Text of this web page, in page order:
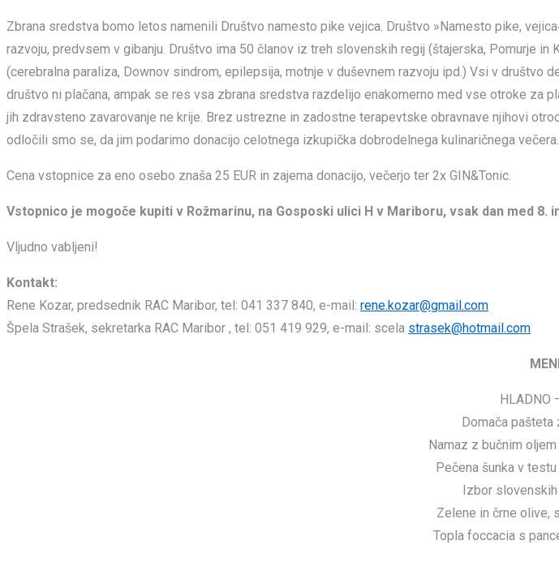
Zbrana sredstva bomo letos namenili Društvo namesto pike vejica. Društvo »Namesto pike,
razvoju, predvsem v gibanju. Društvo ima 50 članov iz treh slovenskih regij (štajerska, Pomurje
(cerebralna paraliza, Downov sindrom, epilepsija, motnje v duševnem razvoju ipd.) Vsi v
društvo ni plačana, ampak se res vsa zbrana sredstva razdelijo enakomerno med vse otroke
jih zdravsteno zavarovanje ne krije. Brez ustrezne in zadostne terapevtske obravnave njihovi
odločili smo se, da jim podarimo donacijo celotnega izkupička dobrodelnega kulinaričnega večera.
Cena vstopnice za eno osebo znaša 25 EUR in zajema donacijo, večerjo ter 2x GIN&Tonic.
Vstopnico je mogoče kupiti v Rožmarinu, na Gosposki ulici H v Mariboru, vsak dan med 8.
Vljudno vabljeni!
Kontakt:
Rene Kozar, predsednik RAC Maribor, tel: 041 337 840, e-mail: rene.kozar@gmail.com
Špela Strašek, sekretarka RAC Maribor , tel: 051 419 929, e-mail: scela strasek@hotmail.com
MENI
HLADNO
Domača pašteta
Namaz z bučnim
Pečena šunka v
Izbor
Zelene in črne olive,
Topla foccacia s